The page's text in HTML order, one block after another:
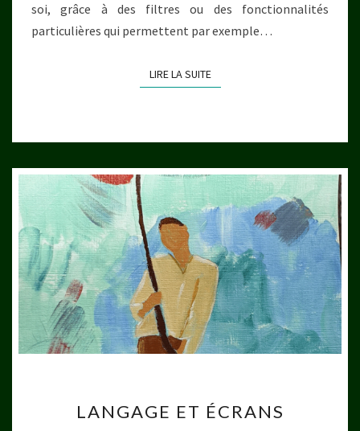
soi, grâce à des filtres ou des fonctionnalités
particulières qui permettent par exemple…
LIRE LA SUITELIRE LA SUITE
ET
LANGAGE ET ÉCRANS